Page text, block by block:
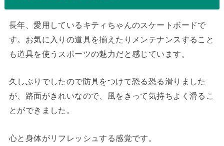
長年、愛用しているキティちゃんのスケートボードで
す。お気に入りの道具を揃えたりメンテナンスすること
も道具を使うスポーツの魅力だと感じています。
久しぶりでしたので防具をつけて恐る恐る滑りました
が、路面がきれいなので、風をきって気持ちよく滑るこ
とができました。
心と身体がリフレッシュする感覚です。